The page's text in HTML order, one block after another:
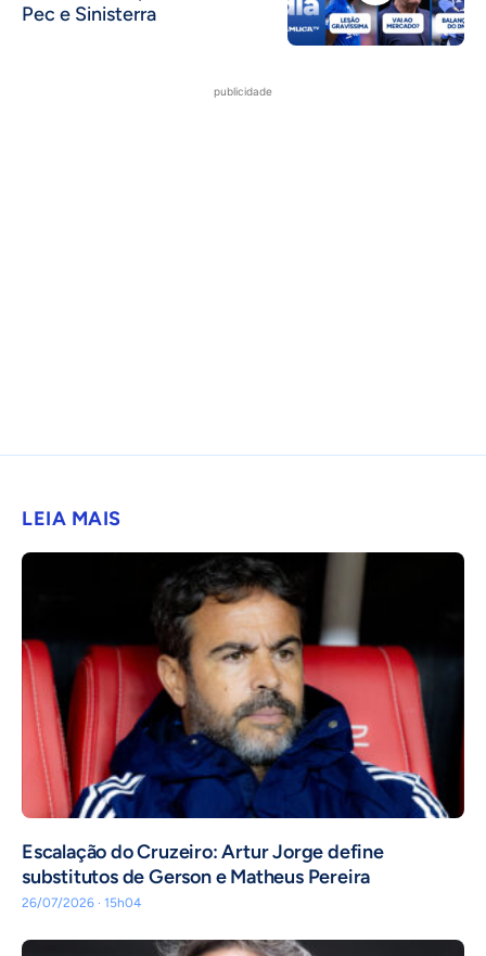
Pec e Sinisterra
publicidade
LEIA MAIS
Escalação do Cruzeiro: Artur Jorge define
substitutos de Gerson e Matheus Pereira
26/07/2026 · 15h04